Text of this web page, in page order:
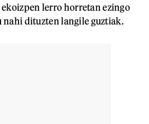
lerro horretan ezingo
dituzten langile guztiak.